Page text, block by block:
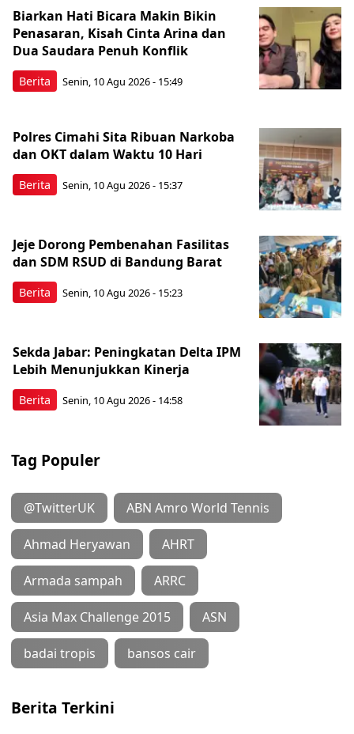
Berita
Biarkan Hati Bicara Makin Bikin
Penasaran, Kisah Cinta Arina dan
Dua Saudara Penuh Konflik
Senin, 10 Agu 2026 - 15:49
Berita
Polres Cimahi Sita Ribuan Narkoba
dan OKT dalam Waktu 10 Hari
Senin, 10 Agu 2026 - 15:37
Berita
Jeje Dorong Pembenahan Fasilitas
dan SDM RSUD di Bandung Barat
Senin, 10 Agu 2026 - 15:23
Berita
Sekda Jabar: Peningkatan Delta IPM
Lebih Menunjukkan Kinerja
Senin, 10 Agu 2026 - 14:58
Tag Populer
@TwitterUK ABN Amro World Tennis
Ahmad Heryawan AHRT
Armada sampah ARRC
Asia Max Challenge 2015 ASN
badai tropis bansos cair
Berita Terkini